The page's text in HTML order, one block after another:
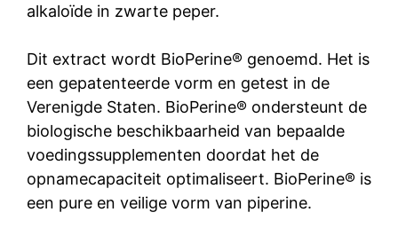
alkaloïde in zwarte peper.
Dit extract wordt BioPerine® genoemd. Het is
een gepatenteerde vorm en getest in de
Verenigde Staten. BioPerine® ondersteunt de
biologische beschikbaarheid van bepaalde
voedingssupplementen doordat het de
opnamecapaciteit optimaliseert. BioPerine® is
een pure en veilige vorm van piperine.